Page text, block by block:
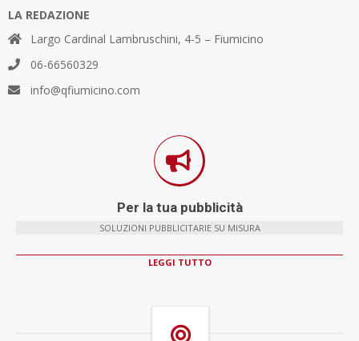
LA REDAZIONE
Largo Cardinal Lambruschini, 4-5 – Fiumicino
06-66560329
info@qfiumicino.com
Per la tua pubblicità
SOLUZIONI PUBBLICITARIE SU MISURA
LEGGI TUTTO